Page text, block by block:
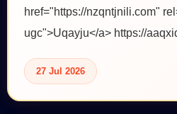
href="https://nzqntjnili.com"
ugc">Uqayju</a> https://
27 Jul 2026